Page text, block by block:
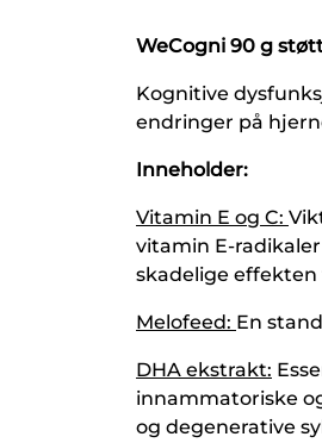
WeCogni 90 g
Kognitive
endringer på
Inneholder:
Vitamin E og C:
vitamin E-
skadelige effekten
Melofeed: En
DHA ekstrakt:
innammatoriske
og degenerative